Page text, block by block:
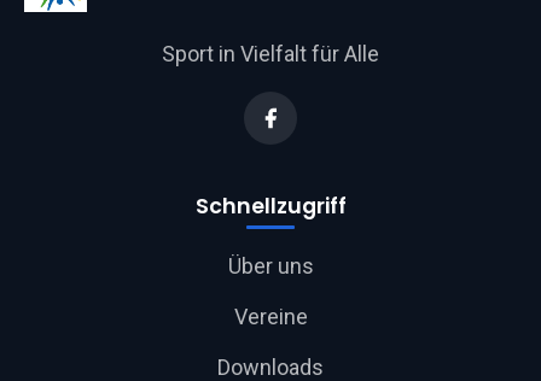
Sport in Vielfalt für Alle
Schnellzugriff
Über uns
Vereine
Downloads